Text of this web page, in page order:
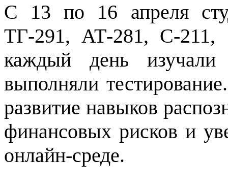
С 13 по 16 апреля
ТГ-291, АТ-281, С-
каждый день
выполняли
развитие навыков
финансовых рисков и
онлайн-среде.